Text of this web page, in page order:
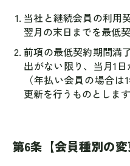
当社と継続会員の利用
翌月の末日までを最低
前項の最低契約期間満
出がない限り、当月1
（年払い会員の場合
更新を行うものとします
第6条【会員種別の変